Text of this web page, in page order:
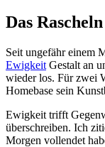
Das
Seit ungefähr einem
Ewigkeit Gestalt an
wieder los. Für zwei
Homebase sein
Ewigkeit trifft
überschreiben. Ich
Morgen vollendet